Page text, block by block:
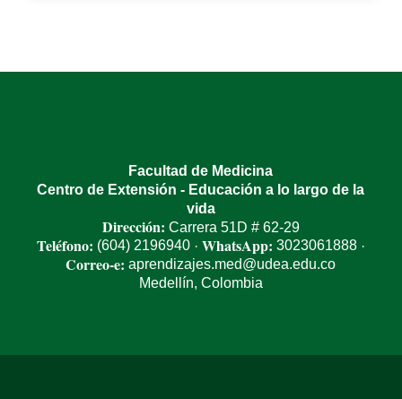
Facultad de Medicina
Centro de Extensión - Educación a lo largo de la
vida
Dirección: Carrera 51D # 62-29
Teléfono: (604) 2196940· WhatsApp: 3023061888·
Correo-e: aprendizajes.med@udea.edu.co
Medellín, Colombia